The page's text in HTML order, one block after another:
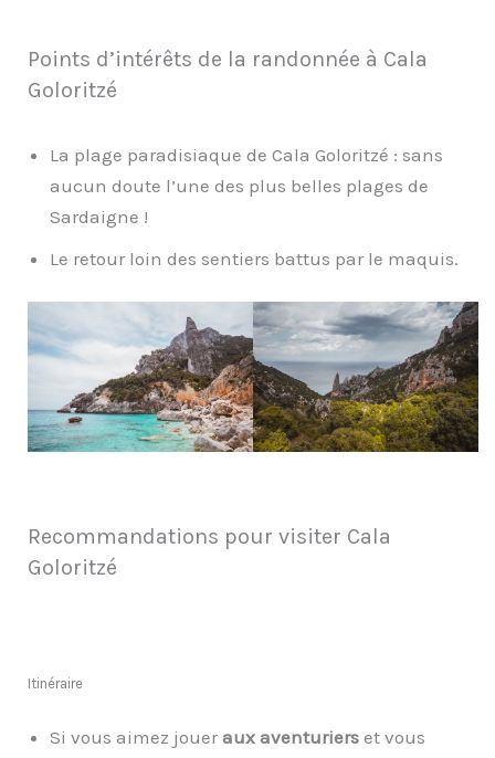
Points d’intérêts de la randonnée à Cala
Goloritzé
La plage paradisiaque de Cala Goloritzé : sans
aucun doute l’une des plus belles plages de
Sardaigne !
Le retour loin des sentiers battus par le maquis.
Recommandations pour visiter Cala
Goloritzé
Itinéraire
Si vous aimez jouer aux aventuriers et vous